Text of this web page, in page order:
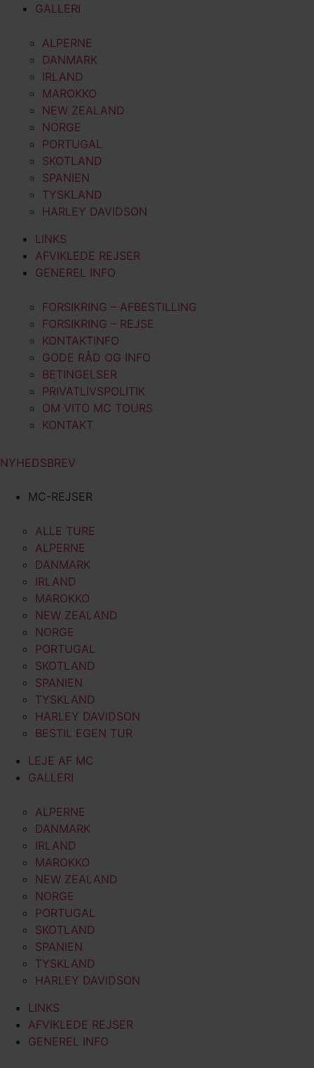
GALLERI
ALPERNE
DANMARK
IRLAND
MAROKKO
NEW ZEALAND
NORGE
PORTUGAL
SKOTLAND
SPANIEN
TYSKLAND
HARLEY DAVIDSON
LINKS
AFVIKLEDE REJSER
GENEREL INFO
FORSIKRING – AFBESTILLING
FORSIKRING – REJSE
KONTAKTINFO
GODE RÅD OG INFO
BETINGELSER
PRIVATLIVSPOLITIK
OM VITO MC TOURS
KONTAKT
NYHEDSBREV
MC-REJSER
ALLE TURE
ALPERNE
DANMARK
IRLAND
MAROKKO
NEW ZEALAND
NORGE
PORTUGAL
SKOTLAND
SPANIEN
TYSKLAND
HARLEY DAVIDSON
BESTIL EGEN TUR
LEJE AF MC
GALLERI
ALPERNE
DANMARK
IRLAND
MAROKKO
NEW ZEALAND
NORGE
PORTUGAL
SKOTLAND
SPANIEN
TYSKLAND
HARLEY DAVIDSON
LINKS
AFVIKLEDE REJSER
GENEREL INFO